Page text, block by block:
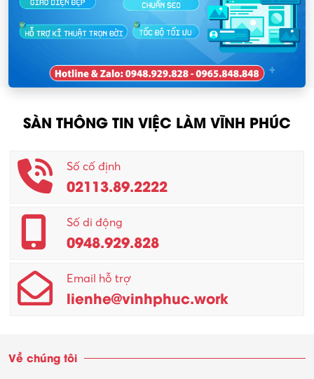
SÀN THÔNG TIN VIỆC LÀM VĨNH PHÚC
Số cố định
02113.89.2222
Số di động
0948.929.828
Email hỗ trợ
lienhe@vinhphuc.work
Về chúng tôi